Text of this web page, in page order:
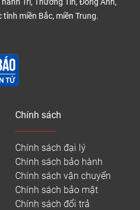
miền Bắc, miền Trung.
Chính sách
Chính sách đại lý
Chính sách bảo hành
Chính sách vận chuyển
Chính sách bảo mật
Chính sách đổi trả